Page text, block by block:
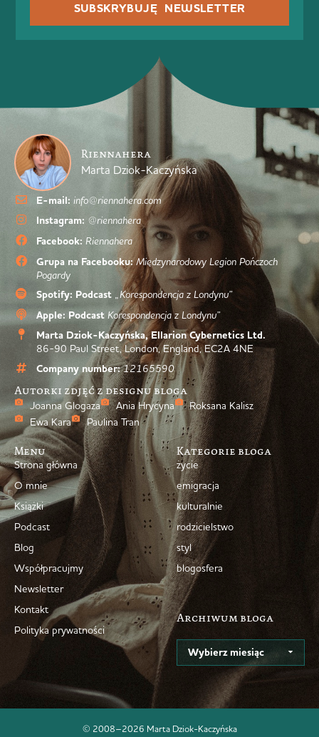
SUBSKRYBUJĘ NEWSLETTER
Riennahera
Marta Dziok-Kaczyńska
E-mail: info@riennahera.com
Instagram: @riennahera
Facebook: Riennahera
Grupa na Facebooku: Międzynarodowy Legion Pończoch
Pogardy
Spotify: Podcast „Korespondencja z Londynu”
Apple: Podcast Korespondencja z Londynu”
Marta Dziok-Kaczyńska, Ellarion Cybernetics Ltd.
86-90 Paul Street, London, England, EC2A 4NE
Company number: 12165590
Autorki zdjęć z designu bloga
Joanna Glogaza Ania Hrycyna
Roksana Kalisz
Ewa Kara
Paulina Tran
Menu
Strona główna
O mnie
Książki
Podcast
Blog
Współpracujmy
Newsletter
Kontakt
Polityka prywatności
Kategorie bloga
życie
emigracja
kulturalnie
rodzicielstwo
styl
blogosfera
Archiwum bloga
© 2008–2026 Marta Dziok-Kaczyńska